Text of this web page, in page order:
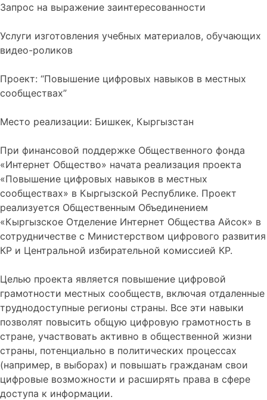
Запрос на выражение заинтересованности
Услуги изготовления учебных материалов, обучающих
видео-роликов
Проект: “Повышение цифровых навыков в местных
сообществах”
Место реализации: Бишкек, Кыргызстан
При финансовой поддержке Общественного фонда
«Интернет Общество» начата реализация проекта
«Повышение цифровых навыков в местных
сообществах» в Кыргызской Республике. Проект
реализуется Общественным Объединением
«Кыргызское Отделение Интернет Общества Айсок» в
сотрудничестве с Министерством цифрового развития
КР и Центральной избирательной комиссией КР.
Целью проекта является повышение цифровой
грамотности местных сообществ, включая отдаленные
труднодоступные регионы страны. Все эти навыки
позволят повысить общую цифровую грамотность в
стране, участвовать активно в общественной жизни
страны, потенциально в политических процессах
(например, в выборах) и повышать гражданам свои
цифровые возможности и расширять права в сфере
доступа к информации.